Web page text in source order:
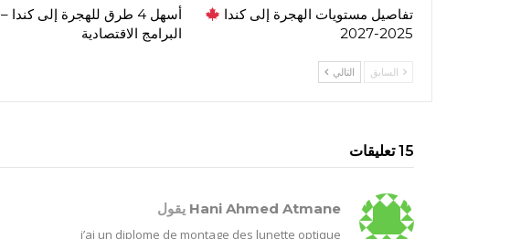
تفاصيل مستويات الهجرة إلى كندا
2025-2027
أسهل 4 طرق للهجرة إلى كندا –
البرامج الاقتصادية
السابق التالي
15 تعليقات
Hani Ahmed Atmane يقول
j’ai un diplome de montage des lunette optique